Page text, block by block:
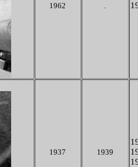
1962 .
1937 1939